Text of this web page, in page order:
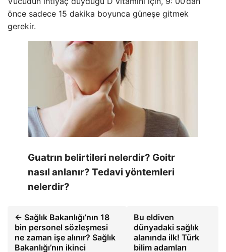
önce sadece 15 dakika boyunca güneşe gitmek
gerekir.
Guatrın belirtileri nelerdir? Goitr
nasıl anlanır? Tedavi yöntemleri
nelerdir?
← Sağlık Bakanlığı’nın 18
bin personel sözleşmesi
ne zaman işe alınır? Sağlık
Bakanlığı’nın ikinci
Bu eldiven
dünyadaki sağlık
alanında ilk! Türk
bilim adamları